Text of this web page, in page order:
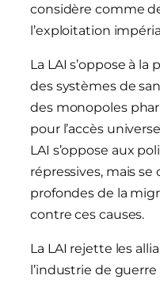
considère comme
l’exploitation
La LAI s’oppose à
des systèmes de
des monopoles
pour l’accès
LAI s’oppose aux
répressives, mais
profondes de la
contre ces causes.
La LAI rejette les
l’industrie de